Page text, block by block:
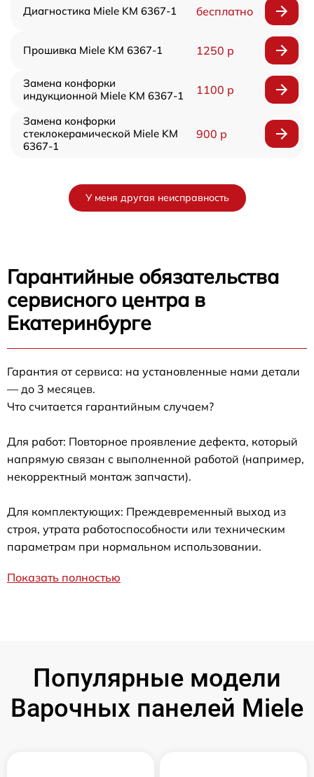
Диагностика Miele KM 6367-1 бесплатно
Прошивка Miele KM 6367-1 1250 р
Замена конфорки
индукционной Miele KM 6367-1
1100 р
Замена конфорки
стеклокерамической Miele KM
6367-1
900 р
У меня другая неисправность
Гарантийные обязательства
сервисного центра в
Екатеринбурге
Гарантия от сервиса: на установленные нами детали
— до 3 месяцев.
Что считается гарантийным случаем?
Для работ: Повторное проявление дефекта, который
напрямую связан с выполненной работой (например,
некорректный монтаж запчасти).
Для комплектующих: Преждевременный выход из
строя, утрата работоспособности или техническим
параметрам при нормальном использовании.
Показать полностью
Популярные модели
Варочных панелей Miele